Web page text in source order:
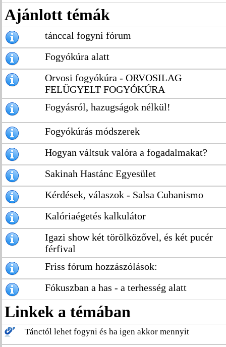
Ajánlott témák
tánccal fogyni fórum
Fogyókúra alatt
Orvosi fogyókúra - ORVOSILAG
FELÜGYELT FOGYÓKÚRA
Fogyásról, hazugságok nélkül!
Fogyókúrás módszerek
Hogyan váltsuk valóra a fogadalmakat?
Sakinah Hastánc Egyesület
Kérdések, válaszok - Salsa Cubanismo
Kalóriaégetés kalkulátor
Igazi show két törölközővel, és két pucér
férfival
Friss fórum hozzászólások:
Fókuszban a has - a terhesség alatt
Linkek a témában
Tánctól lehet fogyni és ha igen akkor mennyit